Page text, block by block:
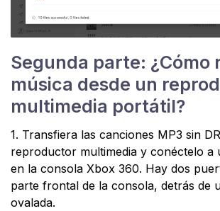
Segunda parte: ¿Cómo
música desde un
multimedia portátil?
1. Transfiera las canciones MP3 sin
reproductor multimedia y conéctelo a
en la consola Xbox 360. Hay dos
parte frontal de la consola, detrás de
ovalada.